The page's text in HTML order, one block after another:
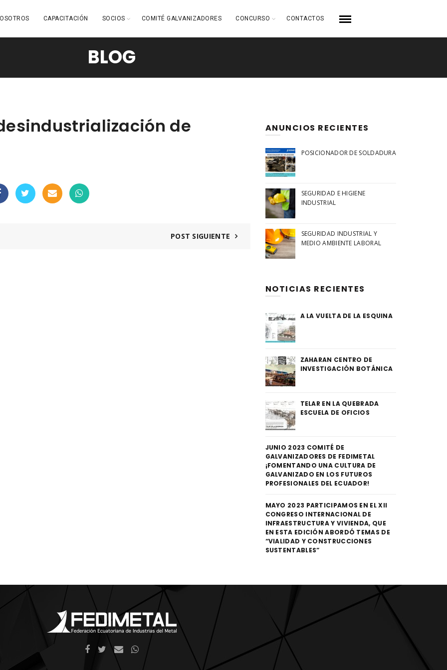
CAPACITACIÓN SOCIOS COMITÉ GALVANIZADORES CONCURSO CONTACTOS
BLOG
de
POST SIGUIENTE
ANUNCIOS RECIENTES
POSICIONADOR DE SOLDADURA
SEGURIDAD E HIGIENE
INDUSTRIAL
SEGURIDAD INDUSTRIAL Y
MEDIO AMBIENTE LABORAL
NOTICIAS RECIENTES
A LA VUELTA DE LA ESQUINA
ZAHARAN CENTRO DE
INVESTIGACIÓN BOTÁNICA
TELAR EN LA QUEBRADA
ESCUELA DE OFICIOS
JUNIO 2023 COMITÉ DE
GALVANIZADORES DE FEDIMETAL
¡FOMENTANDO UNA CULTURA DE
GALVANIZADO EN LOS FUTUROS
PROFESIONALES DEL ECUADOR!
MAYO 2023 PARTICIPAMOS EN EL XII
CONGRESO INTERNACIONAL DE
INFRAESTRUCTURA Y VIVIENDA, QUE
EN ESTA EDICIÓN ABORDÓ TEMAS DE
“VIALIDAD Y CONSTRUCCIONES
SUSTENTABLES”